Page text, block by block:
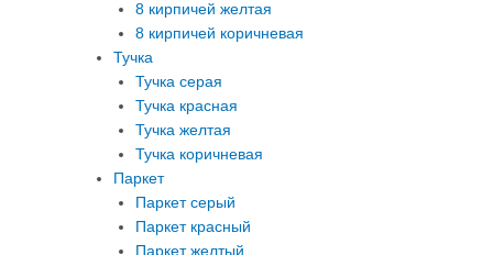
8 кирпичей желтая
8 кирпичей коричневая
Тучка
Тучка серая
Тучка красная
Тучка желтая
Тучка коричневая
Паркет
Паркет серый
Паркет красный
Паркет желтый